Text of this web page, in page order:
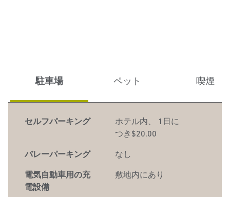
駐車場 ペット 喫煙
セルフパーキング ホテル内
1日に
つき$20.00
バレーパーキング なし
電気自動車用の充
電設備
敷地内にあり